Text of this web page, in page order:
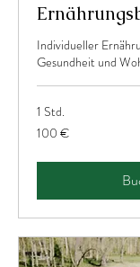
Individueller
Gesundheit und
1 Std.
100
Euro
100 €